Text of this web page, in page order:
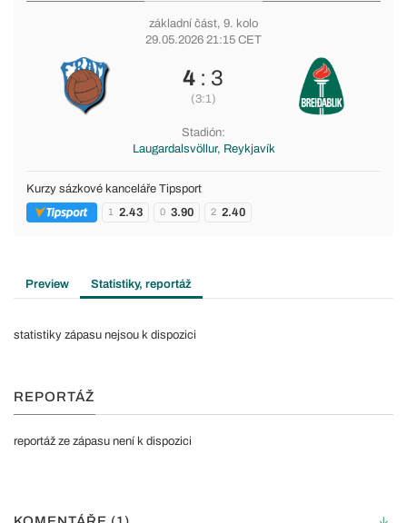
základní část, 9. kolo
29.05.2026 21:15 CET
4 : 3
(3:1)
Stadión:
Laugardalsvöllur, Reykjavík
Kurzy sázkové kanceláře Tipsport
1 2.43 0 3.90 2 2.40
Preview Statistiky, reportáž
statistiky zápasu nejsou k dispozici
REPORTÁŽ
reportáž ze zápasu není k dispozici